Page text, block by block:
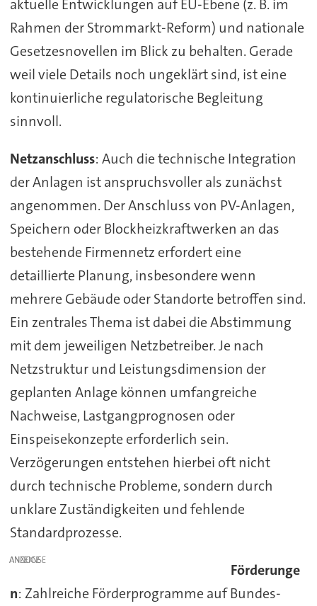
aktuelle Entwicklungen auf EU-Ebene (z. B. im
Rahmen der Strommarkt-Reform) und nationale
Gesetzesnovellen im Blick zu behalten. Gerade
weil viele Details noch ungeklärt sind, ist eine
kontinuierliche regulatorische Begleitung
sinnvoll.
Netzanschluss: Auch die technische Integration
der Anlagen ist anspruchsvoller als zunächst
angenommen. Der Anschluss von PV-Anlagen,
Speichern oder Blockheizkraftwerken an das
bestehende Firmennetz erfordert eine
detaillierte Planung, insbesondere wenn
mehrere Gebäude oder Standorte betroffen sind.
Ein zentrales Thema ist dabei die Abstimmung
mit dem jeweiligen Netzbetreiber. Je nach
Netzstruktur und Leistungsdimension der
geplanten Anlage können umfangreiche
Nachweise, Lastgangprognosen oder
Einspeisekonzepte erforderlich sein.
Verzögerungen entstehen hierbei oft nicht
durch technische Probleme, sondern durch
unklare Zuständigkeiten und fehlende
Standardprozesse.
ANZEIGE
Förderunge
n: Zahlreiche Förderprogramme auf Bundes-